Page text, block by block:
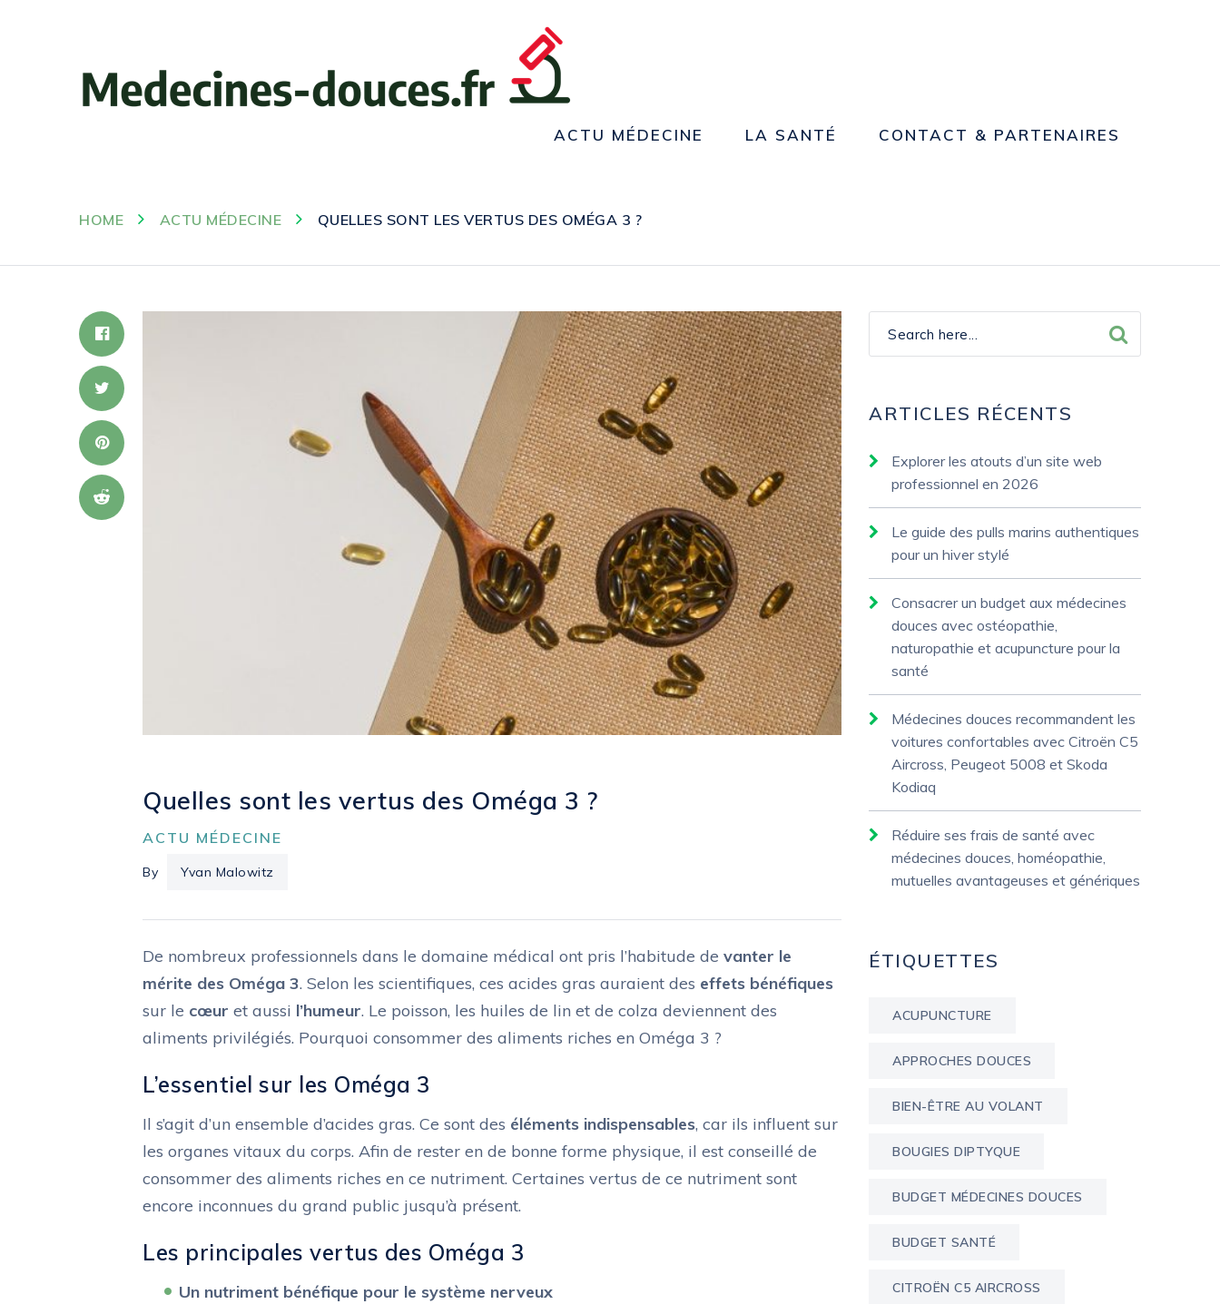
ACTU MÉDECINE LA SANTÉ CONTACT & PARTENAIRES
HOME ACTU MÉDECINE QUELLES SONT LES VERTUS DES OMÉGA 3 ?
Quelles sont les vertus des Oméga 3 ?
ACTU MÉDECINE
By Yvan Malowitz
De nombreux professionnels dans le domaine médical ont pris l’habitude de vanter le
mérite des Oméga 3. Selon les scientifiques, ces acides gras auraient des effets bénéfiques
sur le cœur et aussi l’humeur. Le poisson, les huiles de lin et de colza deviennent des
aliments privilégiés. Pourquoi consommer des aliments riches en Oméga 3 ?
L’essentiel sur les Oméga 3
Il s’agit d’un ensemble d’acides gras. Ce sont des éléments indispensables, car ils influent sur
les organes vitaux du corps. Afin de rester en de bonne forme physique, il est conseillé de
consommer des aliments riches en ce nutriment. Certaines vertus de ce nutriment sont
encore inconnues du grand public jusqu’à présent.
Les principales vertus des Oméga 3
Un nutriment bénéfique pour le système nerveux
ARTICLES RÉCENTS
Explorer les atouts d’un site web
professionnel en 2026
Le guide des pulls marins authentiques
pour un hiver stylé
Consacrer un budget aux médecines
douces avec ostéopathie,
naturopathie et acupuncture pour la
santé
Médecines douces recommandent les
voitures confortables avec Citroën C5
Aircross, Peugeot 5008 et Skoda
Kodiaq
Réduire ses frais de santé avec
médecines douces, homéopathie,
mutuelles avantageuses et génériques
ÉTIQUETTES
ACUPUNCTURE
APPROCHES DOUCES
BIEN-ÊTRE AU VOLANT
BOUGIES DIPTYQUE
BUDGET MÉDECINES DOUCES
BUDGET SANTÉ
CITROËN C5 AIRCROSS